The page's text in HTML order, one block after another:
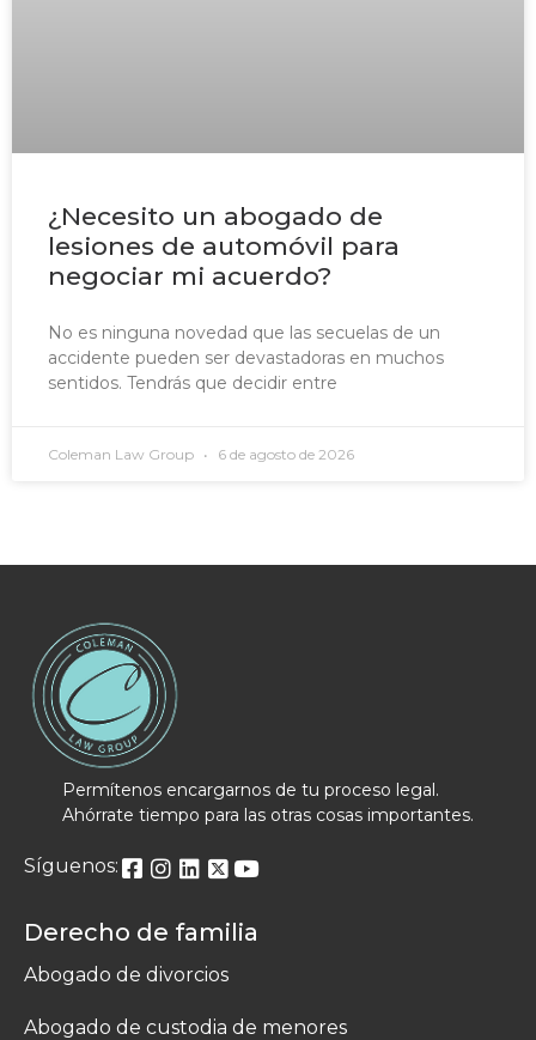
¿Necesito un abogado de
lesiones de automóvil para
negociar mi acuerdo?
No es ninguna novedad que las secuelas de un
accidente pueden ser devastadoras en muchos
sentidos. Tendrás que decidir entre
Coleman Law Group 6 de agosto de 2026
Permítenos encargarnos de tu proceso legal.
Ahórrate tiempo para las otras cosas importantes.
Síguenos:
Derecho de familia
Abogado de divorcios
Abogado de custodia de menores